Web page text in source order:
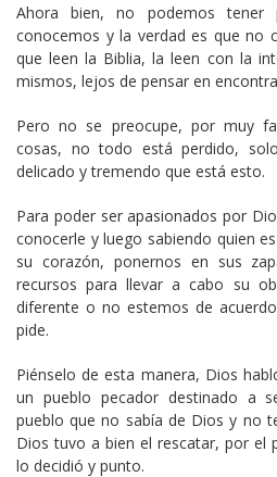
Ahora bien, no podemos
conocemos y la verdad es que no
que leen la Biblia, la leen con la
mismos, lejos de pensar en
Pero no se preocupe, por muy
cosas, no todo está perdido,
delicado y tremendo que está esto.
Para poder ser apasionados por
conocerle y luego sabiendo quien
su corazón, ponernos en sus
recursos para llevar a cabo su
diferente o no estemos de
pide.
Piénselo de esta manera, Dios
un pueblo pecador destinado a
pueblo que no sabía de Dios y no
Dios tuvo a bien el rescatar, por el
lo decidió y punto.